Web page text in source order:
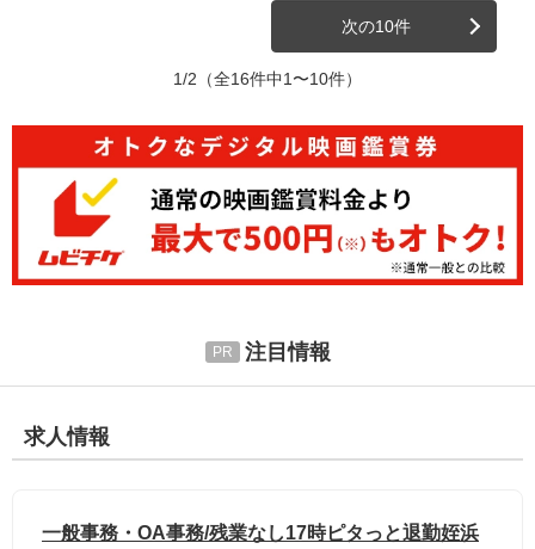
次の10件
1/2 （全16件中1〜10件）
注目情報
求人情報
一般事務・OA事務/残業なし17時ピタっと退勤姪浜